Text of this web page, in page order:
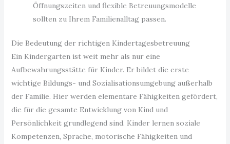
Öffnungszeiten und flexible Betreuungsmodelle
sollten zu Ihrem Familienalltag passen.
Die Bedeutung der richtigen Kindertagesbetreuung
Ein Kindergarten ist weit mehr als nur eine
Aufbewahrungsstätte für Kinder. Er bildet die erste
wichtige Bildungs- und Sozialisationsumgebung außerhalb
der Familie. Hier werden elementare Fähigkeiten gefördert,
die für die gesamte Entwicklung von Kind und
Persönlichkeit grundlegend sind. Kinder lernen soziale
Kompetenzen, Sprache, motorische Fähigkeiten und